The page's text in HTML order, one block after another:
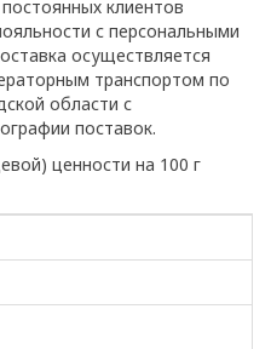
клиентов
с персональными
осуществляется
транспортом по
области с
поставок.
ценности на 100 г